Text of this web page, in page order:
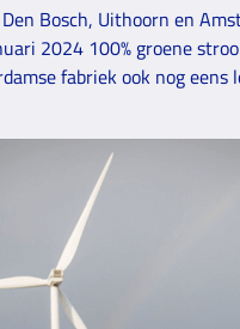
Bosch, Uithoorn en
2024 100% groene
fabriek ook nog eens